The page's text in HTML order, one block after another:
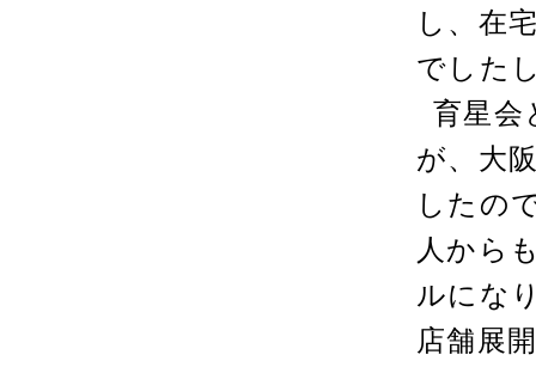
し、在
でした
育星会
が、大
したの
人から
ルにな
店舗展